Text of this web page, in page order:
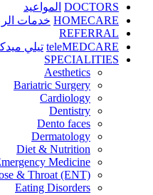
DOCTORS المواعيد
HOMECARE خدمات
REFERRAL
teleMEDCARE تيلي
SPECIALITIES
Aesthetics
Bariatric Surgery
Cardiology
Dentistry
Dento faces
Dermatology
Diet & Nutrition
Medicine
& Throat (ENT)
Eating Disorders